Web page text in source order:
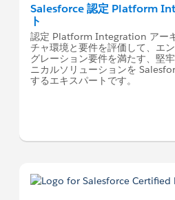
Salesforce 認定 Platform
ト
認定 Platform Integration アー
チャ環境と要件を評価して、エ
グレーション要件を満たす、堅
ニカルソリューションを
するエキスパートです。